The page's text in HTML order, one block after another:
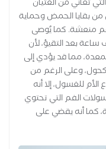
تعاني من الغثيان
بقايا الحمض وحماية
فم منعشة. كما يُوصى
بعد التقيؤ، لأن
مما قد يؤدي إلى
وعلى الرغم من
للغسول، إلا أنه
الفم التي تحتوي
كما أنه يقضي على